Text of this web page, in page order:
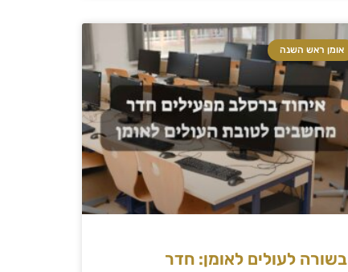
אומן ראש השנה
בשורה לעולים לאומן: חדר